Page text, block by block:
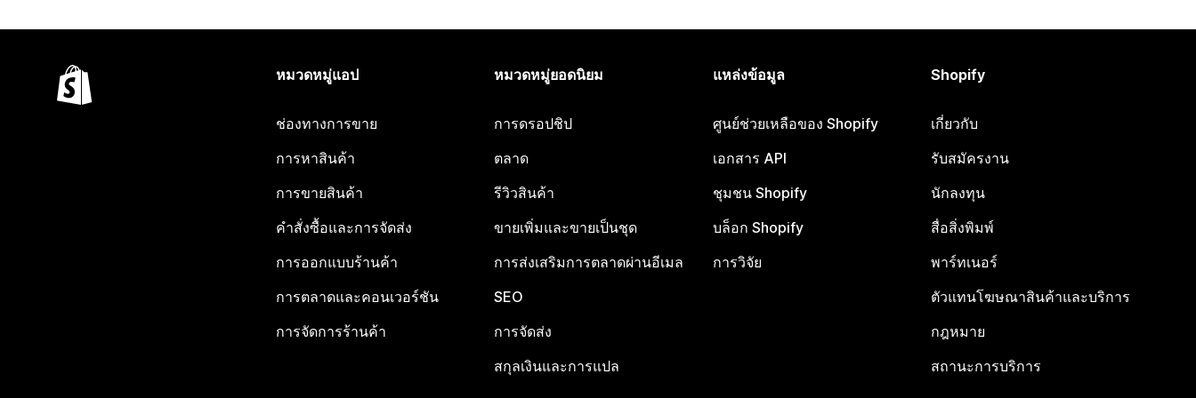
หมวดหมู่แอป
ช่องทางการขาย
การหาสินค้า
การขายสินค้า
คำสั่งซื้อและการจัดส่ง
การออกแบบร้านค้า
การตลาดและคอนเวอร์ชัน
การจัดการร้านค้า
หมวดหมู่ยอดนิยม
การดรอปชิป
ตลาด
รีวิวสินค้า
ขายเพิ่มและขายเป็นชุด
การส่งเสริมการตลาดผ่านอีเมล
SEO
การจัดส่ง
สกุลเงินและการแปล
แหล่งข้อมูล
ศูนย์ช่วยเหลือของ Shopify
เอกสาร API
ชุมชน Shopify
บล็อก Shopify
การวิจัย
Shopify
เกี่ยวกับ
รับสมัครงาน
นักลงทุน
สื่อสิ่งพิมพ์
พาร์ทเนอร์
ตัวแทนโฆษณาสินค้าและบริการ
กฎหมาย
สถานะการบริการ